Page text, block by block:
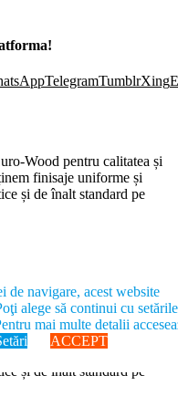
TelegramTumblrXing
Wood pentru calitatea și
finisaje uniforme și
și de înalt standard pe
Wood pentru calitatea și
finisaje uniforme și
și de înalt standard pe
de navigare, acest website
alege să continui cu setările
mai multe detalii
ACCEPT